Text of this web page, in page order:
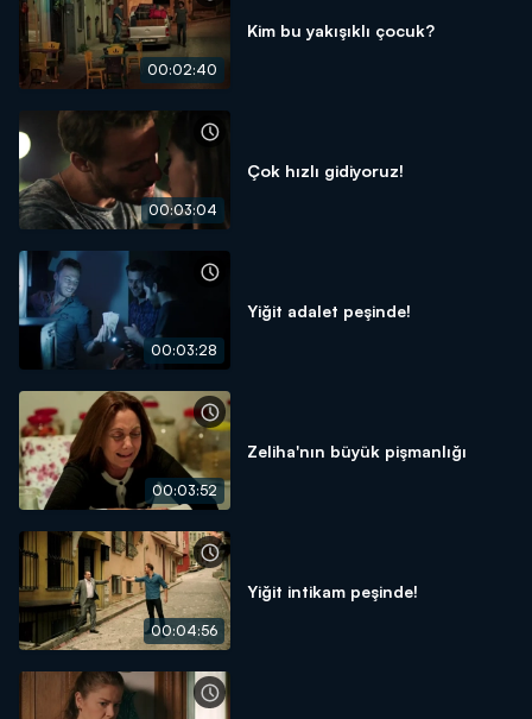
00:02:40
Kim bu yakışıklı çocuk?
00:03:04
Çok hızlı gidiyoruz!
00:03:28
Yiğit adalet peşinde!
00:03:52
Zeliha'nın büyük pişmanlığı
00:04:56
Yiğit intikam peşinde!